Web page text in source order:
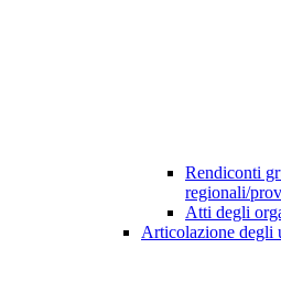
Rendiconti
regionali/
Atti degli
Articolazione degli